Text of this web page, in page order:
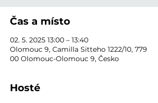
Čas a místo
02. 5. 2025 13:00 – 13:40
Olomouc 9, Camilla Sitteho 1222/10, 779
00 Olomouc-Olomouc 9, Česko
Hosté